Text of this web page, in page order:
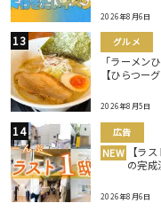
2026年8月6日
グルメ
「ラーメン
【ひらつーグ
2026年8月5日
広告
NEW
【ラ
の完成
2026年8月6日